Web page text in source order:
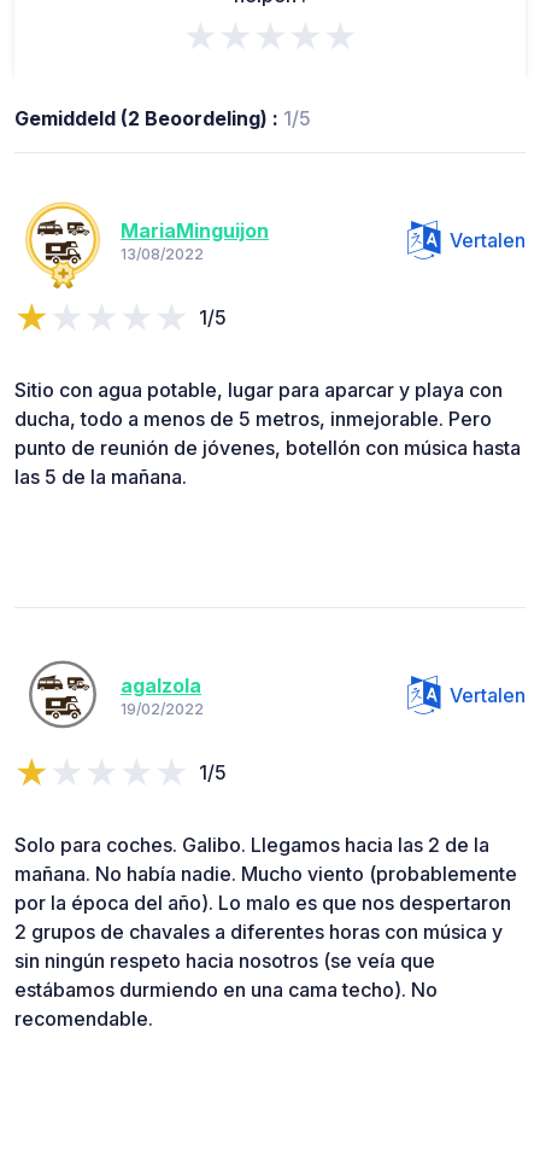
★★★★★
Gemiddeld (2 Beoordeling) : 1/5
MariaMinguijon
13/08/2022
Vertalen
1/5
Sitio con agua potable, lugar para aparcar y playa con
ducha, todo a menos de 5 metros, inmejorable. Pero
punto de reunión de jóvenes, botellón con música hasta
las 5 de la mañana.
agalzola
19/02/2022
Vertalen
1/5
Solo para coches. Galibo. Llegamos hacia las 2 de la
mañana. No había nadie. Mucho viento (probablemente
por la época del año). Lo malo es que nos despertaron
2 grupos de chavales a diferentes horas con música y
sin ningún respeto hacia nosotros (se veía que
estábamos durmiendo en una cama techo). No
recomendable.